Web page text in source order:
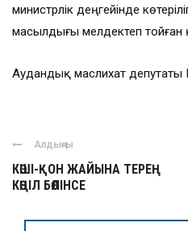
министрлік деңгейінде
масылдығы мелдектеп тойған
Аудандық маслихат депутаты
Алдыңғы
КӨШІ-ҚОН ЖАЙЫНА ТЕРЕҢ
КӨҢІЛ БӨЛІНСЕ